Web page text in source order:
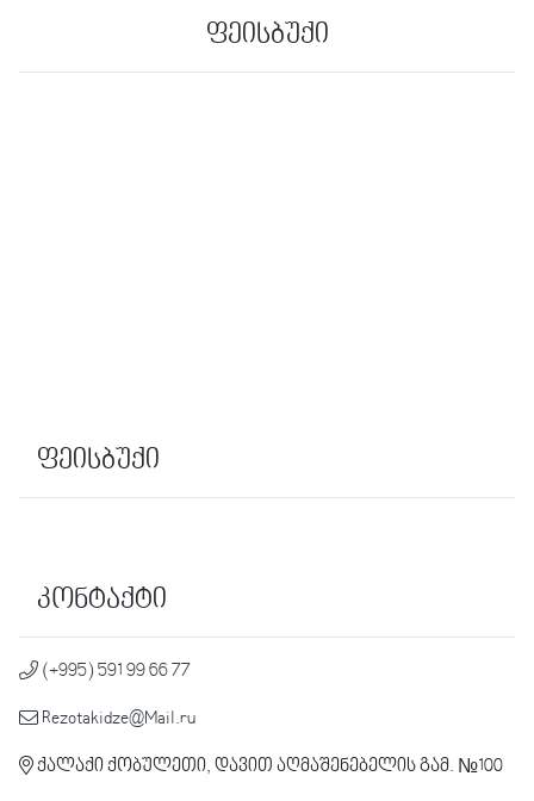
ფეისბუქი
ფეისბუქი
კონტაქტი
(+995) 591 99 66 77
Rezotakidze@Mail.ru
ქალაქი ქობულეთი, დავით აღმაშენებელის გამ. №100